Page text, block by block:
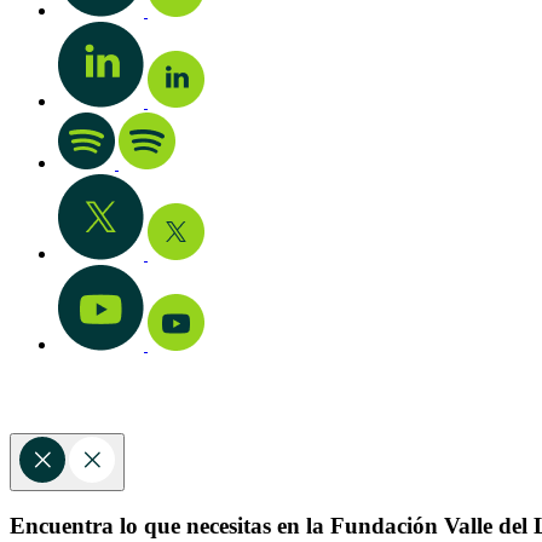
Encuentra lo que necesitas en la Fundación Valle del